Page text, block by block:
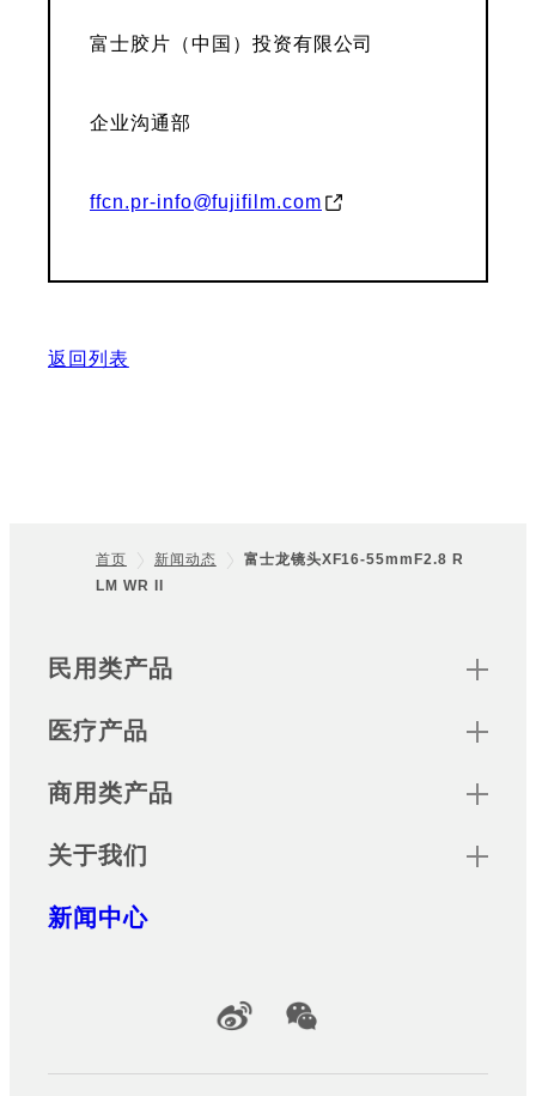
富士胶片（中国）投资有限公司
企业沟通部
ffcn.pr-info@fujifilm.com
返回列表
Footer
首页 新闻动态
富士龙镜头XF16-55mmF2.8 R
LM WR II
Sitemap
民用类产品
医疗产品
商用类产品
关于我们
新闻中心
Official Social Media Accounts